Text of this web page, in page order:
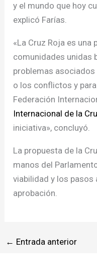
y el mundo que hoy
explicó Farías.
«La Cruz Roja es
comunidades unidas
problemas
o los conflictos y
Federación
Internacional de la
iniciativa», concluyó.
La propuesta de la
manos del
viabilidad y los pasos
aprobación.
← Entrada anterior